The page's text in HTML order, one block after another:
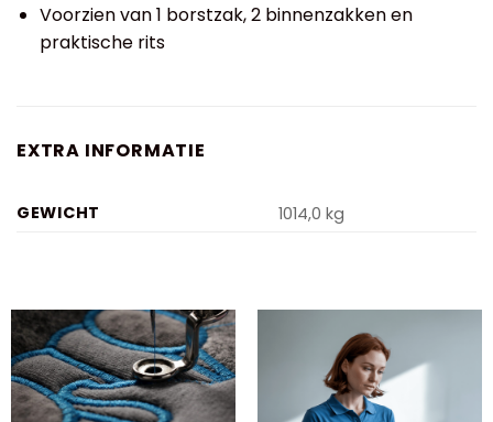
Voorzien van 1 borstzak, 2 binnenzakken en
praktische rits
EXTRA INFORMATIE
GEWICHT 1014,0 kg